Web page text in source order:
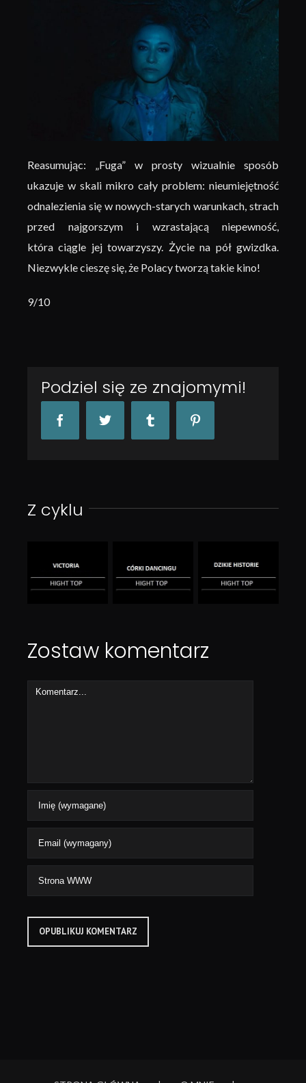
Reasumując: „Fuga” w prosty wizualnie sposób
ukazuje w skali mikro cały problem: nieumiejętność
odnalezienia się w nowych-starych warunkach, strach
przed najgorszym i wzrastającą niepewność,
która ciągle jej towarzyszy. Życie na pół gwizdka.
Niezwykle cieszę się, że Polacy tworzą takie kino!
9/10
Podziel się ze znajomymi!
FacebookTwitter Tumblr
Z cyklu
Zostaw komentarz
Comment